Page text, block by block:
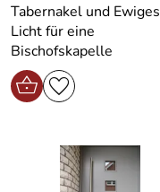
Tabernakel und Ewiges
Licht für eine
Bischofskapelle